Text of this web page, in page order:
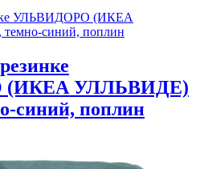
УЛЛЬВИДЕ)
синий, поплин